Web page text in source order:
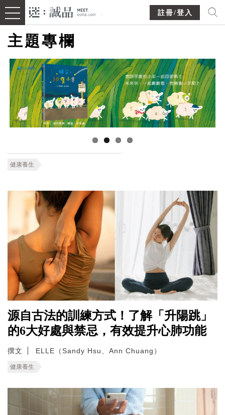
註冊/登入
主題專欄
健康養生
源自古法的訓練方式！了解「升陽跳」
的6大好處與禁忌，有效提升心肺功能
撰文 ELLE（Sandy Hsu、Ann Chuang）
健康養生